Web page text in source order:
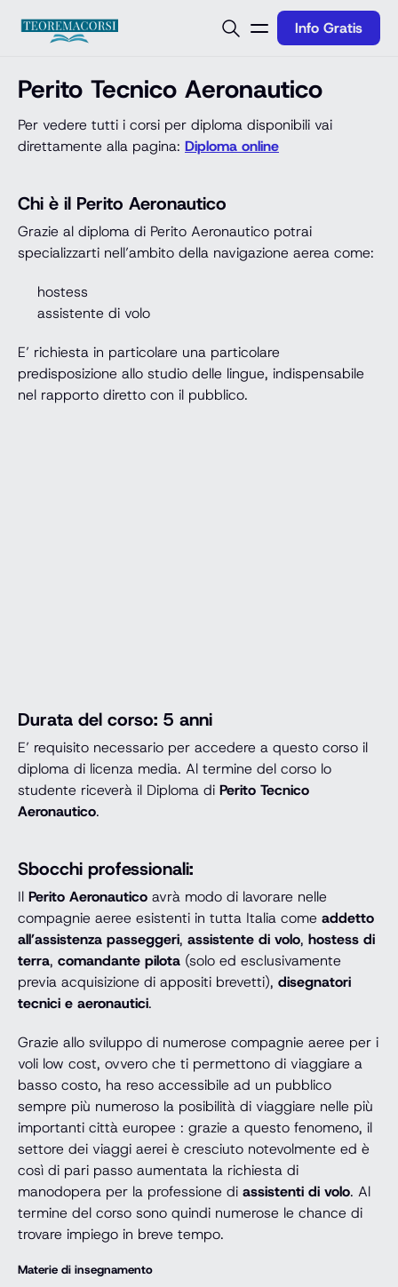
Info Gratis
Perito Tecnico Aeronautico
Per vedere tutti i corsi per diploma disponibili vai
direttamente alla pagina: Diploma online
Chi è il Perito Aeronautico
Grazie al diploma di Perito Aeronautico potrai
specializzarti nell’ambito della navigazione aerea come:
hostess
assistente di volo
E’ richiesta in particolare una particolare
predisposizione allo studio delle lingue, indispensabile
nel rapporto diretto con il pubblico.
Durata del corso: 5 anni
E’ requisito necessario per accedere a questo corso il
diploma di licenza media. Al termine del corso lo
studente riceverà il Diploma di Perito Tecnico
Aeronautico.
Sbocchi professionali:
Il Perito Aeronautico avrà modo di lavorare nelle
compagnie aeree esistenti in tutta Italia come addetto
all’assistenza passeggeri, assistente di volo, hostess di
terra, comandante pilota (solo ed esclusivamente
previa acquisizione di appositi brevetti), disegnatori
tecnici e aeronautici.
Grazie allo sviluppo di numerose compagnie aeree per i
voli low cost, ovvero che ti permettono di viaggiare a
basso costo, ha reso accessibile ad un pubblico
sempre più numeroso la posibilità di viaggiare nelle più
importanti città europee : grazie a questo fenomeno, il
settore dei viaggi aerei è cresciuto notevolmente ed è
così di pari passo aumentata la richiesta di
manodopera per la professione di assistenti di volo. Al
termine del corso sono quindi numerose le chance di
trovare impiego in breve tempo.
Materie di insegnamento